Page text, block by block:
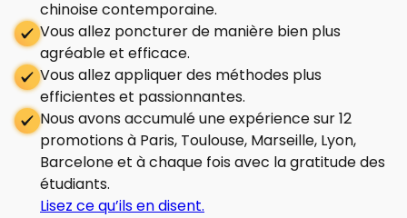
chinoise contemporaine.
Vous allez poncturer de manière bien plus
agréable et efficace.
Vous allez appliquer des méthodes plus
efficientes et passionnantes.
Nous avons accumulé une expérience sur 12
promotions à Paris, Toulouse, Marseille, Lyon,
Barcelone et à chaque fois avec la gratitude des
étudiants.
Lisez ce qu’ils en disent.